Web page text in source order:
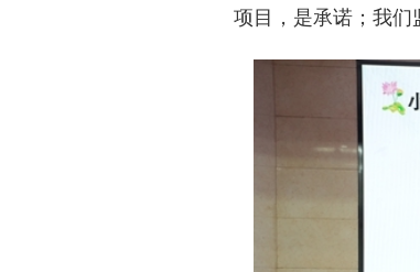
项目，是承诺；我们